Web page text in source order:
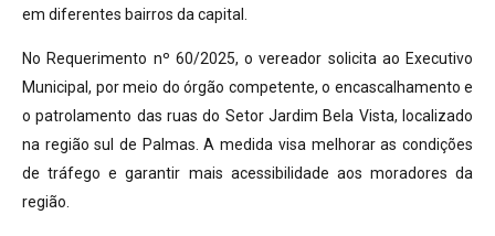
em diferentes bairros da capital.
No Requerimento nº 60/2025, o vereador solicita ao Executivo
Municipal, por meio do órgão competente, o encascalhamento e
o patrolamento das ruas do Setor Jardim Bela Vista, localizado
na região sul de Palmas. A medida visa melhorar as condições
de tráfego e garantir mais acessibilidade aos moradores da
região.